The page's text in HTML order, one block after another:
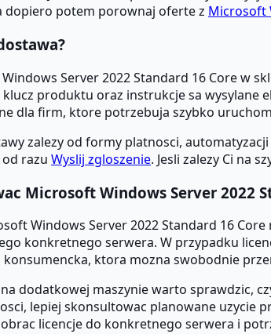
dopiero potem porownaj oferte z Microsoft
Server 2022 Standard 16 Core w
klucz produktu oraz instrukcje sa
dla firm, ktore potrzebuja szybko
zalezy od formy platnosci,
razu Wyslij zgloszenie. Jesli zalezy Ci na
Microsoft Windows Server 2022
Windows Server 2022 Standard 16
konkretnego serwera. W przypadku
konsumencka, ktora mozna swobodnie
dodatkowej maszynie warto sprawdzic,
lepiej skonsultowac planowane
licencje do konkretnego serwera i